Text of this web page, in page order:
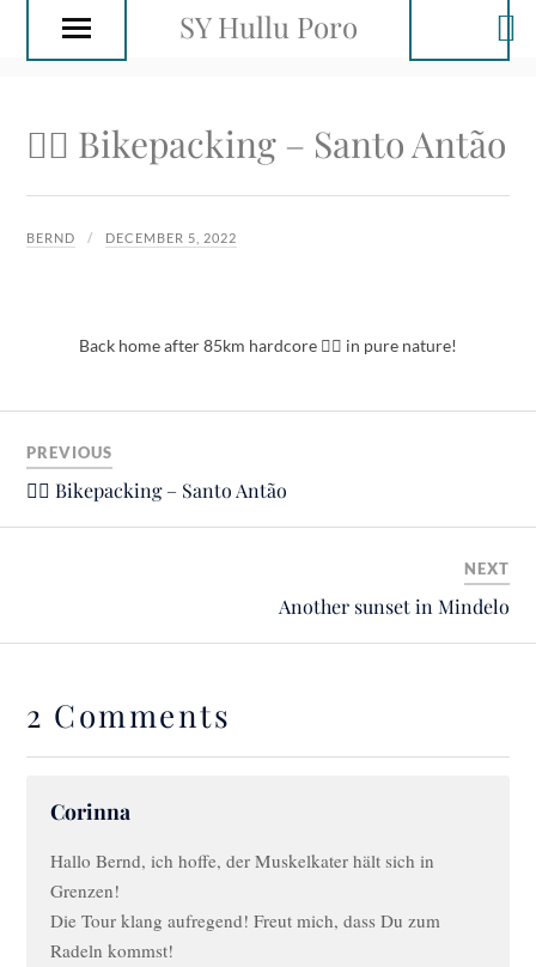
SY Hullu Poro
🚴‍♂️ Bikepacking – Santo Antão
BERND DECEMBER 5, 2022
Back home after 85km hardcore 🚴‍♂️ in pure nature!
PREVIOUS
🚴‍♂️ Bikepacking – Santo Antão
NEXT
Another sunset in Mindelo
2 Comments
Corinna
Hallo Bernd, ich hoffe, der Muskelkater hält sich in
Grenzen!
Die Tour klang aufregend! Freut mich, dass Du zum
Radeln kommst!